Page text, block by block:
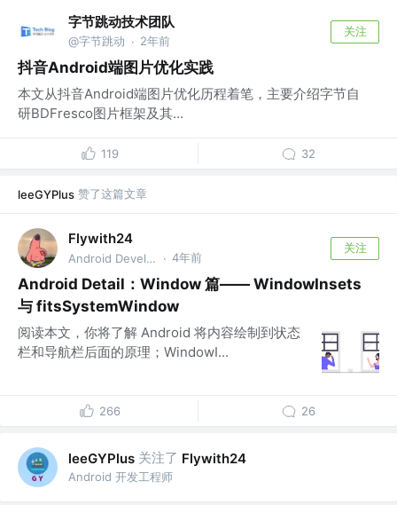
字节跳动技术团队
@字节跳动 · 2年前
关注
抖音Android端图片优化实践
本文从抖音Android端图片优化历程着笔，主要介绍字节自
研BDFresco图片框架及其...
119 32
leeGYPlus 赞了这篇文章
Flywith24
Android Developer · 4年前
关注
Android Detail：Window 篇—— WindowInsets
与 fitsSystemWindow
阅读本文，你将了解 Android 将内容绘制到状态
栏和导航栏后面的原理；WindowI...
266 26
leeGYPlus 关注了 Flywith24
Android 开发工程师